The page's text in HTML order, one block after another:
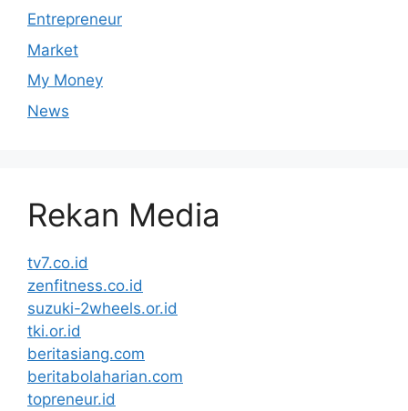
Entrepreneur
Market
My Money
News
Rekan Media
tv7.co.id
zenfitness.co.id
suzuki-2wheels.or.id
tki.or.id
beritasiang.com
beritabolaharian.com
topreneur.id